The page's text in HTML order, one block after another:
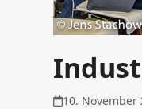
10. November